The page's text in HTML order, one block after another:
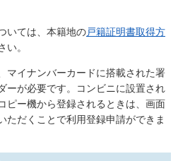
いては、本籍地の戸籍証明書取得方
い。
イナンバーカードに搭載された署
ーが必要です。コンビニに設置され
ピー機から登録されるときは、画面
ただくことで利用登録申請ができま